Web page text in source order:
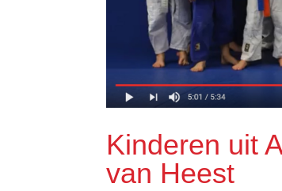
Kinderen uit
van Heest